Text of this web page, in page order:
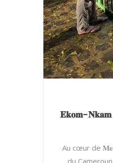
𝐄𝐤𝐨𝐦-𝐍𝐤𝐚𝐦
Au cœur de
du